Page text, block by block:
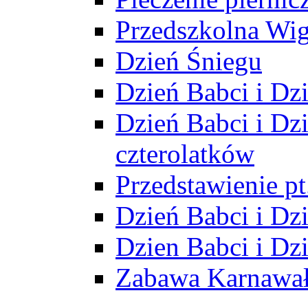
Przedszkolna
Dzień Śniegu
Dzień Babci i
Dzień Babci i
czterolatków
Przedstawienie
Dzień Babci i
Dzien Babci i
Zabawa